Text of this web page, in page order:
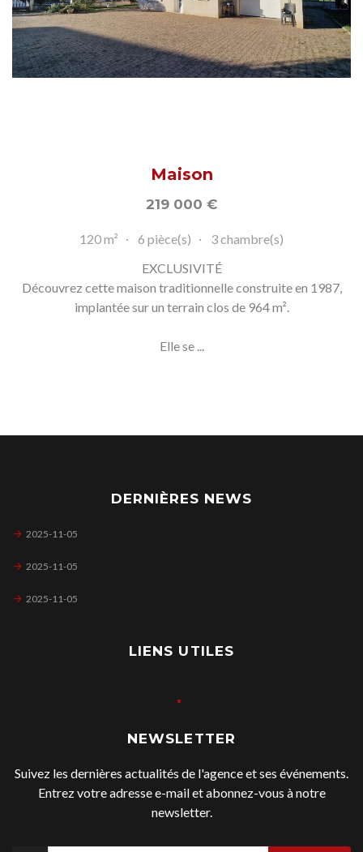
Maison
219 000 €
120 m² 6 pièce(s)
3 chambre(s)
EXCLUSIVITÉ
Découvrez cette maison traditionnelle construite en 1987,
implantée sur un terrain clos de 964 m².
Elle se ...
DERNIÈRES NEWS
2025-11-05
2025-11-05
2025-11-05
LIENS UTILES
NEWSLETTER
Suivez les dernières actualités de l'agence et ses événements.
Entrez votre adresse e-mail et abonnez-vous à notre
newsletter.